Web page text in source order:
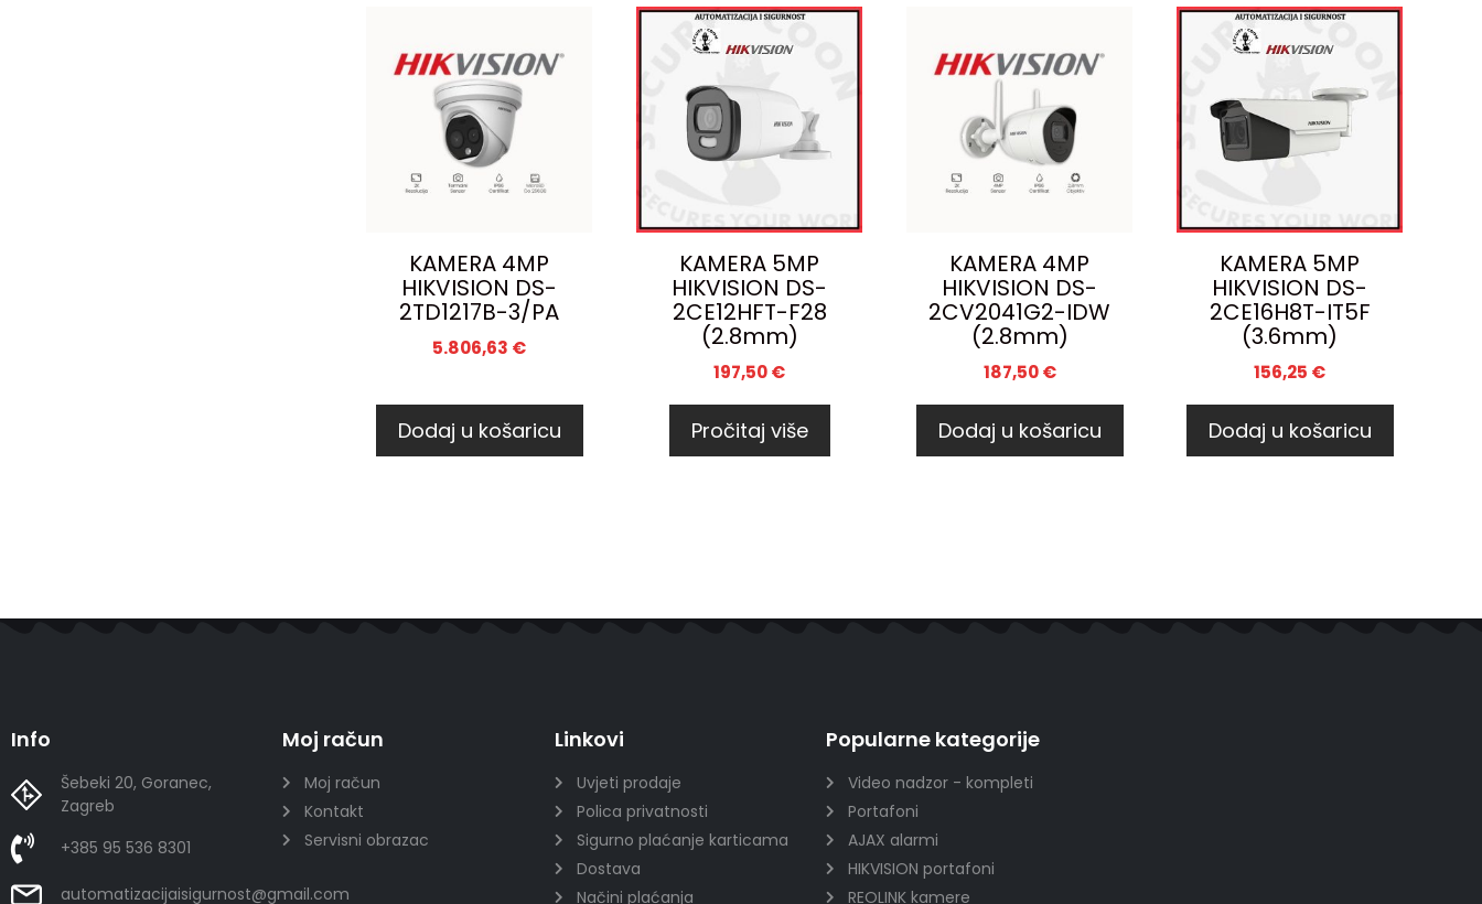
KAMERA 4MP
HIKVISION DS-
2TD1217B-3/PA
5.806,63 €
Dodaj u košaricu
KAMERA 5MP
HIKVISION DS-
2CE12HFT-F28
(2.8mm)
197,50€
Pročitaj više
KAMERA 4MP
HIKVISION DS-
2CV2041G2-IDW
(2.8mm)
187,50€
Dodaj u košaricu
KAMERA 5MP
HIKVISION DS-
2CE16H8T-IT5F
(3.6mm)
156,25 €
Dodaj u košaricu
Info
Šebeki 20, Goranec,
Zagreb
+385 95 536 8301
automatizacijaisigurnost@gmail.com
Moj račun
Moj račun
Kontakt
Servisni obrazac
Linkovi
Uvjeti prodaje
Polica privatnosti
Sigurno plaćanje karticama
Dostava
Načini plaćanja
Popularne kategorije
Video nadzor - kompleti
Portafoni
AJAX alarmi
HIKVISION portafoni
REOLINK kamere